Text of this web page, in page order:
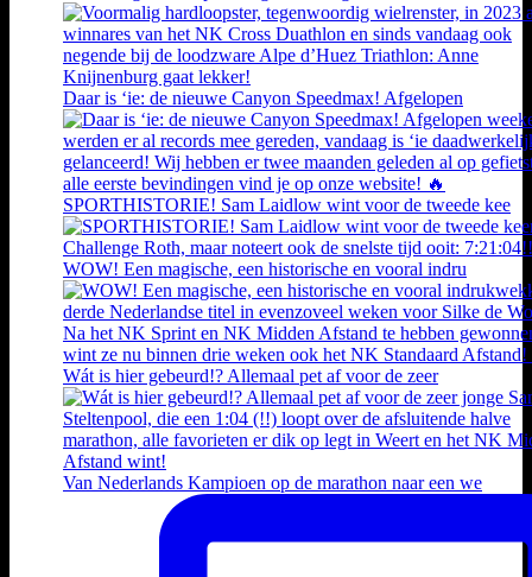
Daar is ‘ie: de nieuwe Canyon Speedmax! Afgelopen
SPORTHISTORIE! Sam Laidlow wint voor de tweede kee
WOW! Een magische, een historische en vooral indru
Wát is hier gebeurd!? Allemaal pet af voor de zeer
Van Nederlands Kampioen op de marathon naar een we